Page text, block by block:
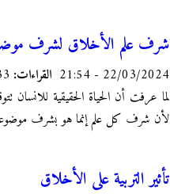
شرف علم الأخلاق لشرف
22/03/2024 - 21:54 القراءات:
لما عرفت أن الحياة الحقيقية
لأن شرف كل علم إنما هو بشرف
تأثير التربية على الأخلاق